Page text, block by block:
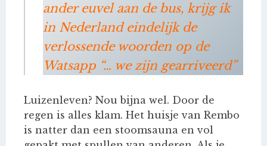
ander euvel aan de bus, krijg ik
in Nederland eindelijk de
verlossende woorden op de
Watsapp “… we zijn gearriveerd”
Luizenleven? Nou bijna wel. Door de
regen is alles klam. Het huisje van Rembo
is natter dan een stoomsauna en vol